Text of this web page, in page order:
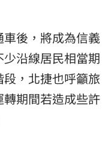
後，將成為信義
沿線居民相當期
，北捷也呼籲旅
期間若造成些許